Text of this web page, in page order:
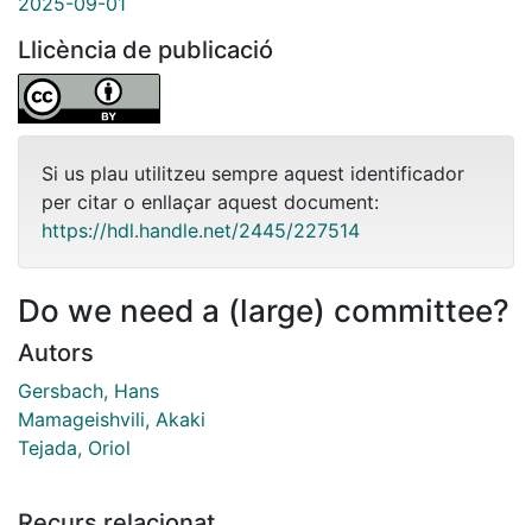
Llicència de publicació
Si us plau utilitzeu sempre aquest identificador
per citar o enllaçar aquest document:
https://hdl.handle.net/2445/227514
Do we need a (large) committee?
Autors
Gersbach, Hans
Mamageishvili, Akaki
Tejada, Oriol